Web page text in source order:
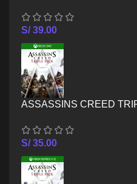
S/39.00
ASSASSINS CREED
S/35.00